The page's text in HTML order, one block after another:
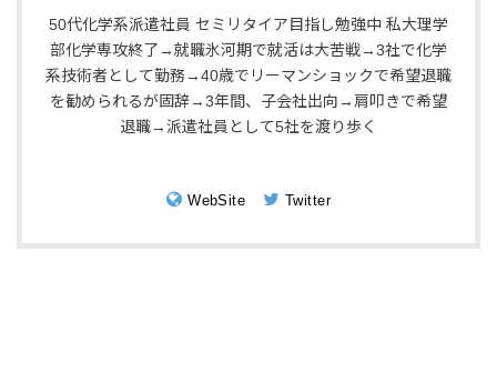
50代化学系派遣社員 セミリタイア目指し勉強中 私大理学
部化学専攻終了→就職氷河期で就活は大苦戦→3社で化学
系技術者として勤務→40歳でリーマンショックで希望退職
を勧められるが固辞→3年間、子会社出向→肩叩きで希望
退職→派遣社員として5社を渡り歩く
WebSite Twitter